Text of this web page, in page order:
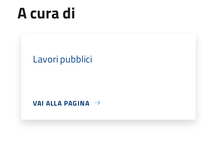
A cura di
Lavori pubblici
VAI ALLA PAGINA